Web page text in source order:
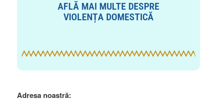
AFLĂ MAI MULTE DESPRE
VIOLENȚA DOMESTICĂ
Adresa noastră: